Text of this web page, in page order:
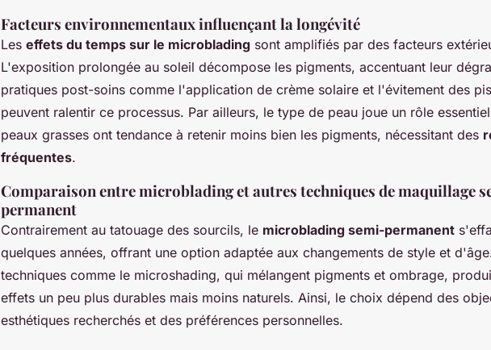
Facteurs environnementaux influençant la longévité
Les effets du temps sur le microblading sont amplifiés par des facteurs
L'exposition prolongée au soleil décompose les pigments, accentuant leur
pratiques post-soins comme l'application de crème solaire et l'évitement des
peuvent ralentir ce processus. Par ailleurs, le type de peau joue un rôle
peaux grasses ont tendance à retenir moins bien les pigments, nécessitant des
fréquentes.
Comparaison entre microblading et autres techniques de maquillage
permanent
Contrairement au tatouage des sourcils, le microblading semi-permanent
quelques années, offrant une option adaptée aux changements de style et
techniques comme le microshading, qui mélangent pigments et ombrage,
effets un peu plus durables mais moins naturels. Ainsi, le choix dépend des
esthétiques recherchés et des préférences personnelles.